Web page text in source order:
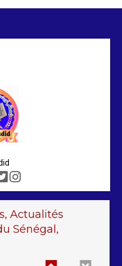
Actualités
Sénégal,
228
Maroc : mandat
cause
207
: les discussions se
du rapport ROSC